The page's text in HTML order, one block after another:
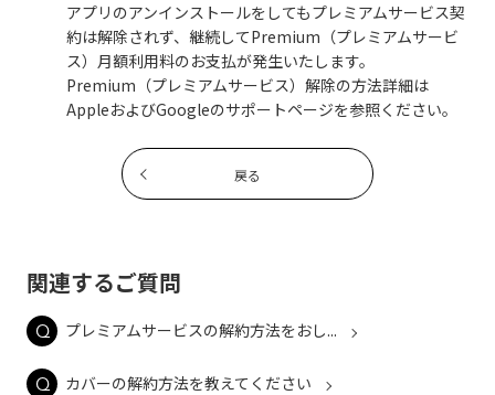
アプリのアンインストールをしてもプレミアムサービス契
約は解除されず、継続してPremium（プレミアムサービ
ス）月額利用料のお支払が発生いたします。
Premium（プレミアムサービス）解除の方法詳細は
AppleおよびGoogleのサポートページを参照ください。
戻る
関連するご質問
プレミアムサービスの解約方法をおし...
カバーの解約方法を教えてください